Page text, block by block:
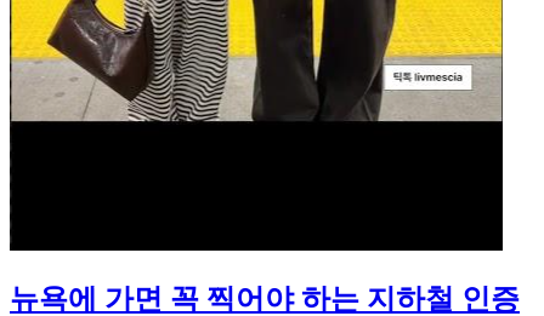
뉴욕에 가면 꼭 찍어야 하는 지하철 인증